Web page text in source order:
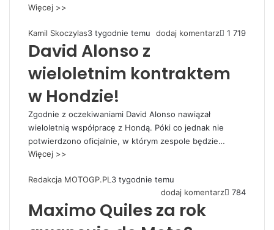
Więcej >>
Kamil Skoczylas3 tygodnie temu dodaj komentarz 1 719
David Alonso z
wieloletnim kontraktem
w Hondzie!
Zgodnie z oczekiwaniami David Alonso nawiązał
wieloletnią współpracę z Hondą. Póki co jednak nie
potwierdzono oficjalnie, w którym zespole będzie…
Więcej >>
Redakcja MOTOGP.PL 3 tygodnie temu
dodaj komentarz
784
Maximo Quiles za rok